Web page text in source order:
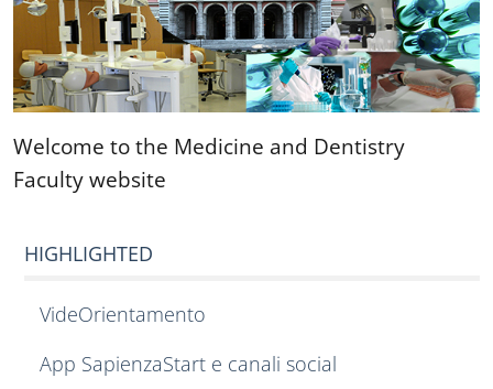
Welcome to the Medicine and Dentistry
Faculty website
HIGHLIGHTED
VideOrientamento
App SapienzaStart e canali social